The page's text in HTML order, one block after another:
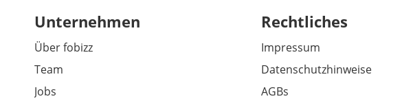
Unternehmen
Über fobizz
Team
Jobs
Rechtliches
Impressum
Datenschutzhinweise
AGBs